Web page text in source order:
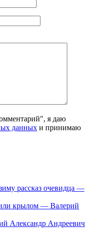
я даю
данных и принимаю
рассказ очевидца —
крылом — Валерий
Александр Андреевич